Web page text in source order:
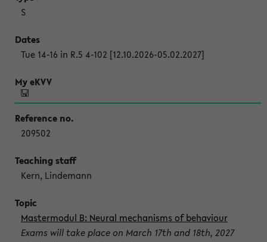
S
Tue 14-16 in R.5 4-102 [12.10.2026-05.02.2027]
209502
Kern, Lindemann
Mastermodul B: Neural mechanisms of behaviour
Exams will take place on March 17th and 18th, 2027